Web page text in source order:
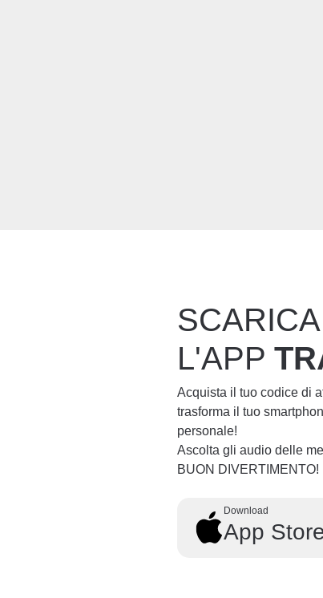
L'APP
Acquista il tuo codice di
trasforma il tuo
personale!
Ascolta gli audio delle
BUON DIVERTIMENTO!
Download
App